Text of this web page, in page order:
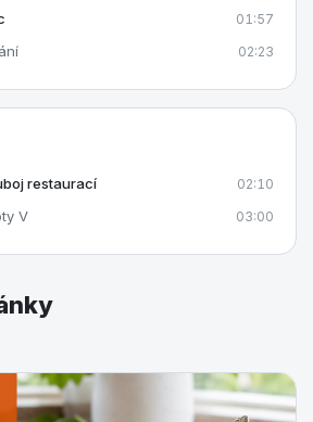
01:57
02:23
restaurací 02:10
V 03:00